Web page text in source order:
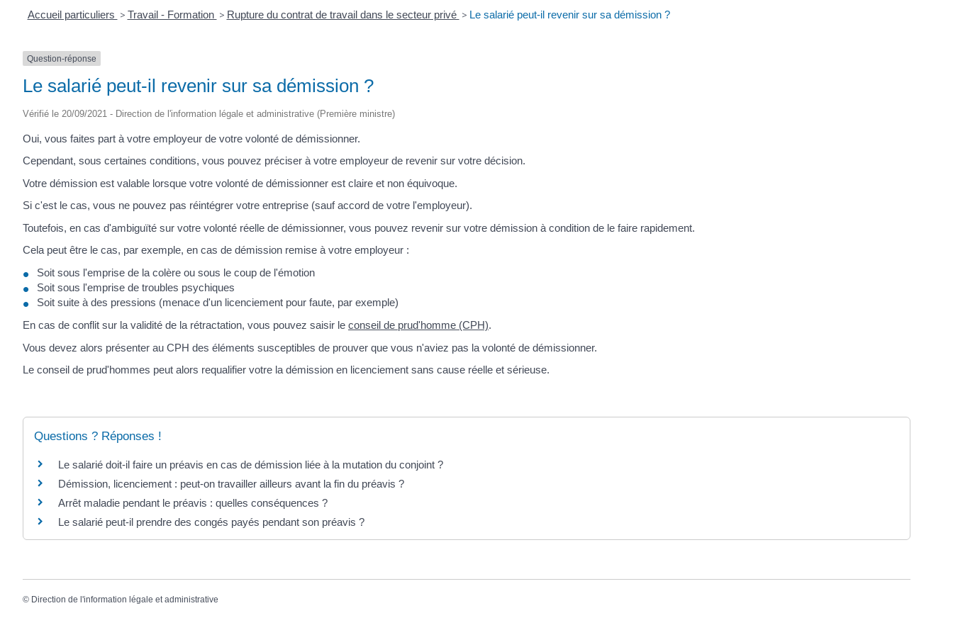
Accueil particuliers > Travail - Formation > Rupture du contrat de travail dans le secteur privé > Le salarié peut-il revenir sur sa démission ?
Question-réponse
Le salarié peut-il revenir sur sa démission ?
Vérifié le 20/09/2021 - Direction de l'information légale et administrative (Première ministre)
Oui, vous faites part à votre employeur de votre volonté de démissionner.
Cependant, sous certaines conditions, vous pouvez préciser à votre employeur de revenir sur votre décision.
Votre démission est valable lorsque votre volonté de démissionner est claire et non équivoque.
Si c'est le cas, vous ne pouvez pas réintégrer votre entreprise (sauf accord de votre l'employeur).
Toutefois, en cas d'ambiguïté sur votre volonté réelle de démissionner, vous pouvez revenir sur votre démission à condition de le faire rapidement.
Cela peut être le cas, par exemple, en cas de démission remise à votre employeur :
Soit sous l'emprise de la colère ou sous le coup de l'émotion
Soit sous l'emprise de troubles psychiques
Soit suite à des pressions (menace d'un licenciement pour faute, par exemple)
En cas de conflit sur la validité de la rétractation, vous pouvez saisir le conseil de prud'homme (CPH).
Vous devez alors présenter au CPH des éléments susceptibles de prouver que vous n'aviez pas la volonté de démissionner.
Le conseil de prud'hommes peut alors requalifier votre la démission en licenciement sans cause réelle et sérieuse.
Questions ? Réponses !
Le salarié doit-il faire un préavis en cas de démission liée à la mutation du conjoint ?
Démission, licenciement : peut-on travailler ailleurs avant la fin du préavis ?
Arrêt maladie pendant le préavis : quelles conséquences ?
Le salarié peut-il prendre des congés payés pendant son préavis ?
© Direction de l'information légale et administrative